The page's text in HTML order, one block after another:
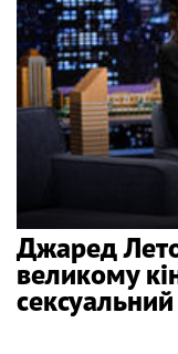
Джаред
великому